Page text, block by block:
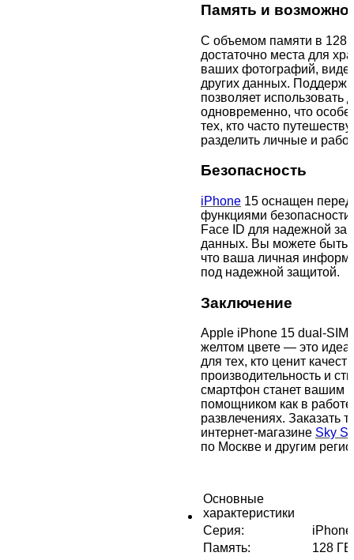
Память и
С объемом памяти в 128
достаточно места для
ваших фотографий,
других данных.
позволяет использовать
одновременно, что
тех, кто часто
разделить личные и
Безопасность
iPhone 15 оснащен
функциями
Face ID для надежной
данных. Вы можете быть
что ваша личная
под надежной защитой.
Заключение
Apple iPhone 15 dual-SIM
желтом цвете — это
для тех, кто ценит
производительность и
смартфон станет вашим
помощником как в
развлечениях. Заказать
интернет-магазине Sky
по Москве и другим
Основные
характеристики
Серия:
Память:
128 ГБ